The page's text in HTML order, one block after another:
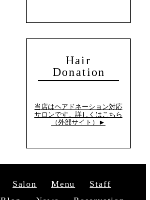
Hair
Donation
当店はヘアドネーション対応
サロンです。詳しくはこちら
（外部サイト）►︎
Salon Menu
Staff